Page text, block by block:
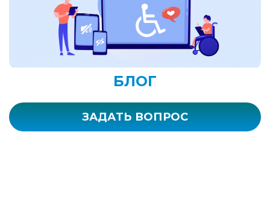
БЛОГ
ЗАДАТЬ ВОПРОС